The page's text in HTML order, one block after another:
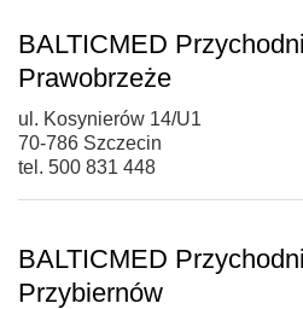
BALTICMED
Prawobrzeże
ul. Kosynierów 14/U1
70-786 Szczecin
tel. 500 831 448
BALTICMED
Przybiernów